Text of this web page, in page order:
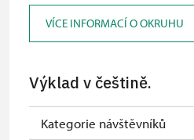
VÍCE INFORMACÍ O OKRUHU
Výklad v češtině.
Kategorie návštěvníků